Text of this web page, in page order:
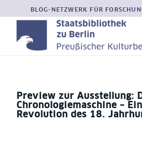
BLOG-NETZWERK FÜR
Preview zur Ausstellung:
Chronologiemaschine –
Revolution des 18.